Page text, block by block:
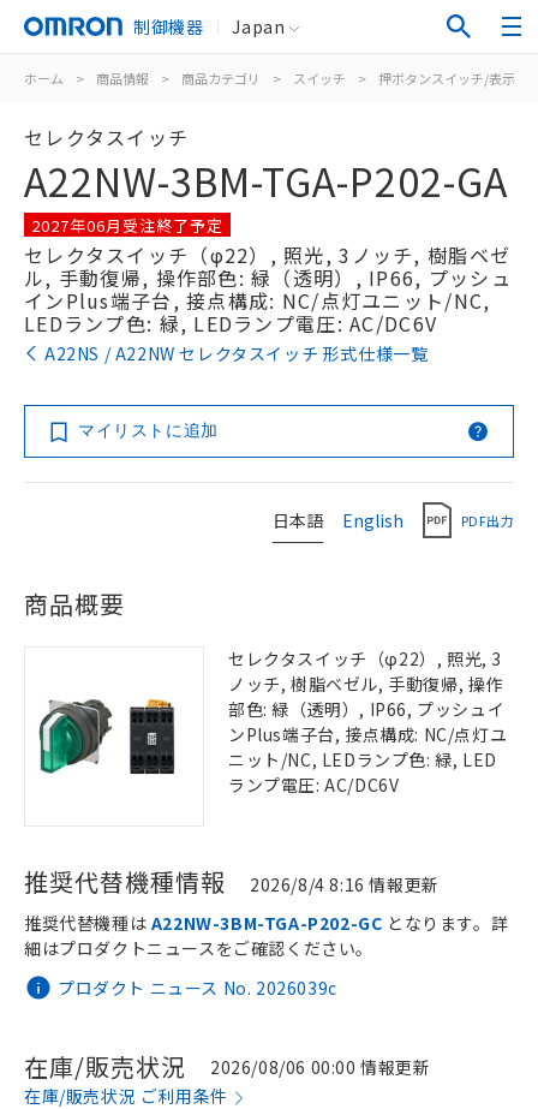
制御機器 Japan
ホーム > 商品情報 > 商品カテゴリ > スイッチ > 押ボタンスイッチ/表示灯
セレクタスイッチ
A22NW-3BM-TGA-P202-GA
2027年06月受注終了予定
セレクタスイッチ（φ22）, 照光, 3ノッチ, 樹脂ベゼ
ル, 手動復帰, 操作部色: 緑（透明）, IP66, プッシュ
インPlus端子台, 接点構成: NC/点灯ユニット/NC,
LEDランプ色: 緑, LEDランプ電圧: AC/DC6V
A22NS / A22NW セレクタスイッチ 形式仕様一覧
マイリストに追加
日本語 English PDF出力
商品概要
セレクタスイッチ（φ22）, 照光, 3
ノッチ, 樹脂ベゼル, 手動復帰, 操作
部色: 緑（透明）, IP66, プッシュイ
ンPlus端子台, 接点構成: NC/点灯ユ
ニット/NC, LEDランプ色: 緑, LED
ランプ電圧: AC/DC6V
推奨代替機種情報 2026/8/4 8:16 情報更新
プロダクト ニュース No. 2026039c
推奨代替機種は A22NW-3BM-TGA-P202-GC となります。詳
細はプロダクトニュースをご確認ください。
在庫/販売状況
2026/08/06 00:00 情報更新
在庫/販売状況 ご利用条件